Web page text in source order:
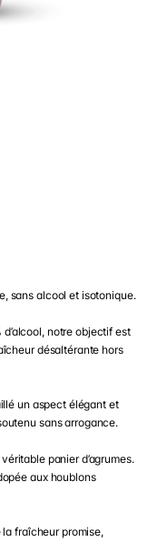
sans alcool et isotonique.
notre objectif est
désaltérante hors
un aspect élégant et
sans arrogance.
véritable panier d’agrumes.
aux houblons
la fraîcheur promise,